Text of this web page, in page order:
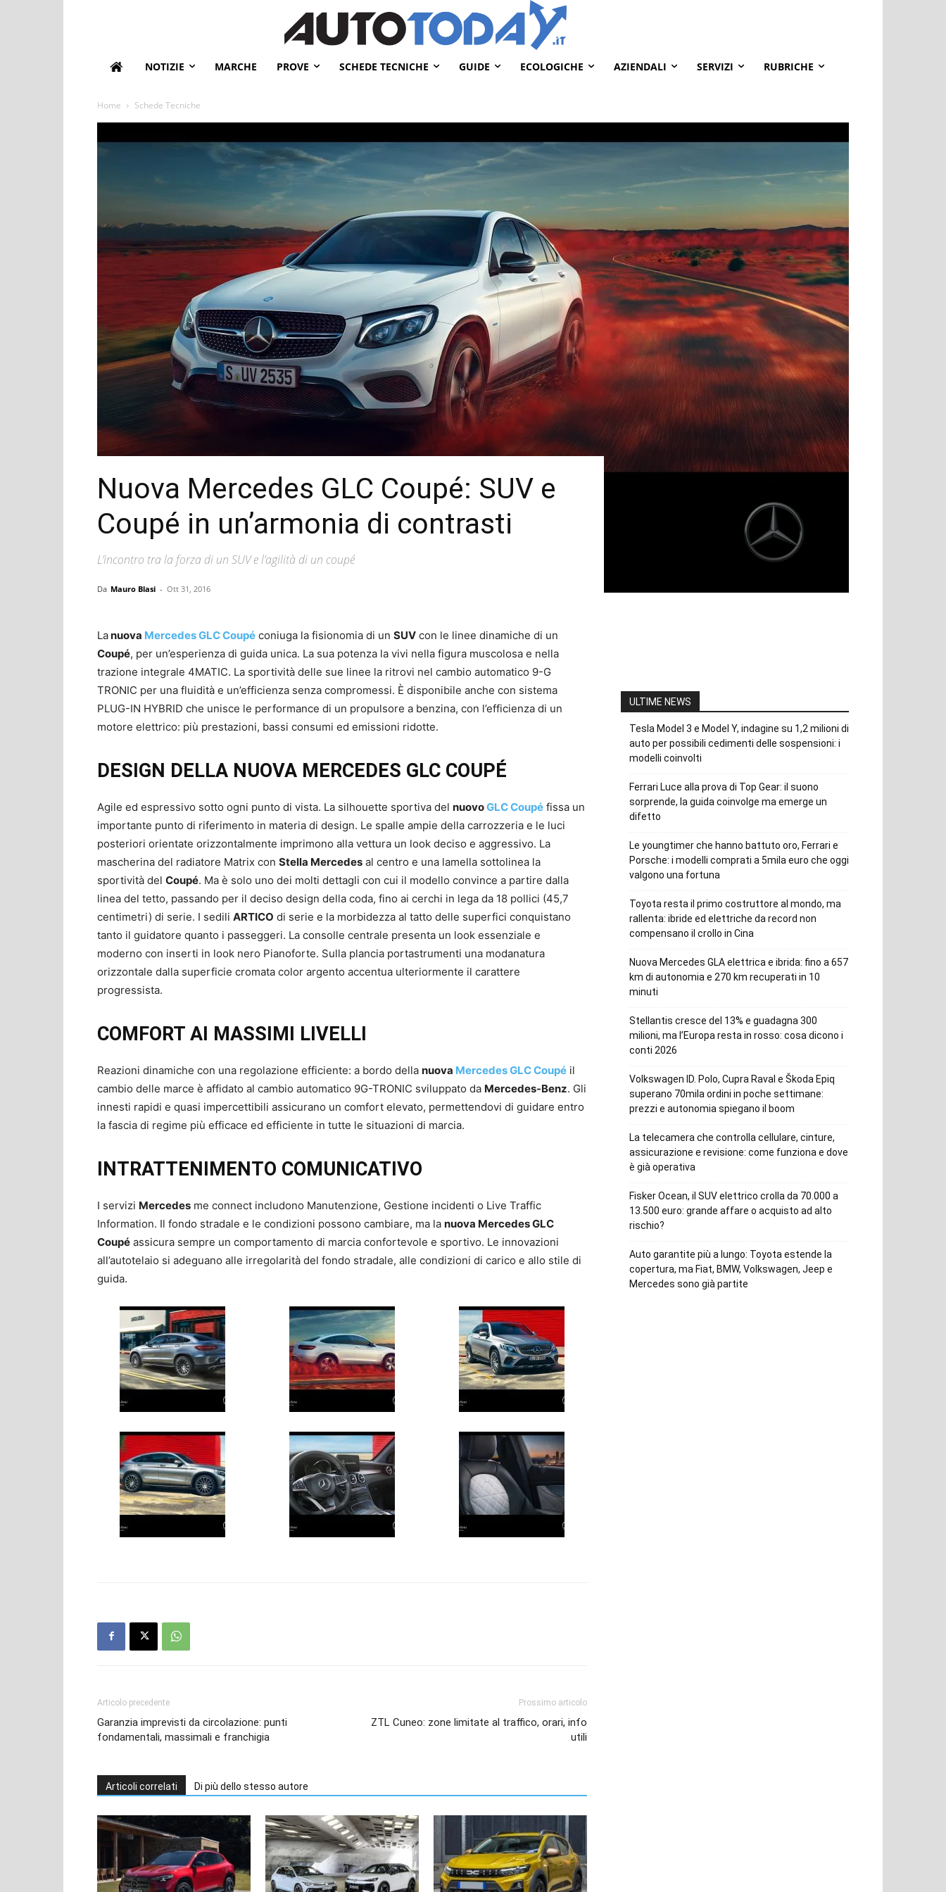
NOTIZIE MARCHE PROVE SCHEDE TECNICHE GUIDE ECOLOGICHE AZIENDALI SERVIZI RUBRICHE
Home Schede Tecniche
Nuova Mercedes GLC Coupé: SUV e
Coupé in un’armonia di contrasti
L’incontro tra la forza di un SUV e l’agilità di un coupé
Da Mauro Blasi - Ott 31, 2016
Lanuova Mercedes GLC Coupé coniuga la fisionomia di un SUV con le linee dinamiche di un
Coupé, per un’esperienza di guida unica. La sua potenza la vivi nella figura muscolosa e nella
trazione integrale 4MATIC. La sportività delle sue linee la ritrovi nel cambio automatico 9-G
TRONIC per una fluidità e un’efficienza senza compromessi. È disponibile anche con sistema
PLUG-IN HYBRID che unisce le performance di un propulsore a benzina, con l’efficienza di un
motore elettrico: più prestazioni, bassi consumi ed emissioni ridotte.
DESIGN DELLA NUOVA MERCEDES GLC COUPÉ
Agile ed espressivo sotto ogni punto di vista. La silhouette sportiva del nuovoGLC Coupé fissa un
importante punto di riferimento in materia di design. Le spalle ampie della carrozzeria e le luci
posteriori orientate orizzontalmente imprimono alla vettura un look deciso e aggressivo. La
mascherina del radiatore Matrix con Stella Mercedes al centro e una lamella sottolinea la
sportività del Coupé. Ma è solo uno dei molti dettagli con cui il modello convince a partire dalla
linea del tetto, passando per il deciso design della coda, fino ai cerchi in lega da 18 pollici (45,7
centimetri) di serie. I sedili ARTICO di serie e la morbidezza al tatto delle superfici conquistano
tanto il guidatore quanto i passeggeri. La consolle centrale presenta un look essenziale e
moderno con inserti in look nero Pianoforte. Sulla plancia portastrumenti una modanatura
orizzontale dalla superficie cromata color argento accentua ulteriormente il carattere
progressista.
COMFORT AI MASSIMI LIVELLI
Reazioni dinamiche con una regolazione efficiente: a bordo della nuova Mercedes GLC Coupé il
cambio delle marce è affidato al cambio automatico 9G-TRONIC sviluppato da Mercedes-Benz. Gli
innesti rapidi e quasi impercettibili assicurano un comfort elevato, permettendovi di guidare entro
la fascia di regime più efficace ed efficiente in tutte le situazioni di marcia.
INTRATTENIMENTO COMUNICATIVO
I servizi Mercedes me connect includono Manutenzione, Gestione incidenti o Live Traffic
Information. Il fondo stradale e le condizioni possono cambiare, ma la nuova Mercedes GLC
Coupé assicura sempre un comportamento di marcia confortevole e sportivo. Le innovazioni
all’autotelaio si adeguano alle irregolarità del fondo stradale, alle condizioni di carico e allo stile di
guida.
Articolo precedente
Garanzia imprevisti da circolazione: punti
fondamentali, massimali e franchigia
Prossimo articolo
ZTL Cuneo: zone limitate al traffico, orari, info
utili
Articoli correlati Di più dello stesso autore
ULTIME NEWS
Tesla Model 3 e Model Y, indagine su 1,2 milioni di
auto per possibili cedimenti delle sospensioni: i
modelli coinvolti
Ferrari Luce alla prova di Top Gear: il suono
sorprende, la guida coinvolge ma emerge un
difetto
Le youngtimer che hanno battuto oro, Ferrari e
Porsche: i modelli comprati a 5mila euro che oggi
valgono una fortuna
Toyota resta il primo costruttore al mondo, ma
rallenta: ibride ed elettriche da record non
compensano il crollo in Cina
Nuova Mercedes GLA elettrica e ibrida: fino a 657
km di autonomia e 270 km recuperati in 10
minuti
Stellantis cresce del 13% e guadagna 300
milioni, ma l’Europa resta in rosso: cosa dicono i
conti 2026
Volkswagen ID. Polo, Cupra Raval e Škoda Epiq
superano 70mila ordini in poche settimane:
prezzi e autonomia spiegano il boom
La telecamera che controlla cellulare, cinture,
assicurazione e revisione: come funziona e dove
è già operativa
Fisker Ocean, il SUV elettrico crolla da 70.000 a
13.500 euro: grande affare o acquisto ad alto
rischio?
Auto garantite più a lungo: Toyota estende la
copertura, ma Fiat, BMW, Volkswagen, Jeep e
Mercedes sono già partite